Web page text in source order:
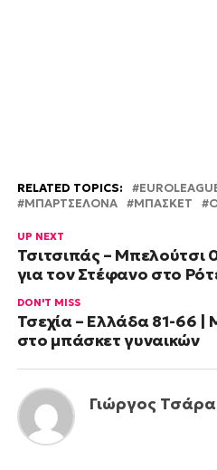
RELATED TOPICS:
ΜΠΑΡΤΣΕΛΟΝΑ
ΜΠΑΣΚΕΤ
UP NEXT
Τσιτσιπάς – Μπελούτσι
για τον Στέφανο στο
DON'T MISS
Τσεχία – Ελλάδα 81-66
στο μπάσκετ γυναικών
Γιώργος